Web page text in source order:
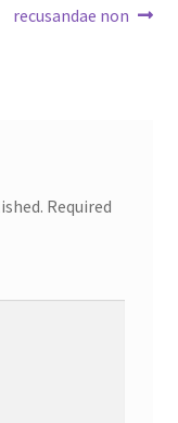
recusandae non
Required